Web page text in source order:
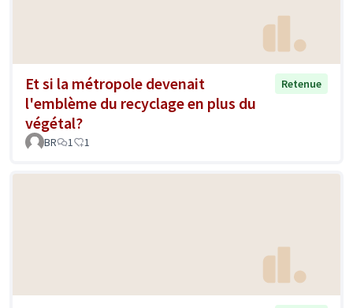
Et si la métropole devenait
l'emblème du recyclage en plus du
végétal?
Retenue
BR 1 1